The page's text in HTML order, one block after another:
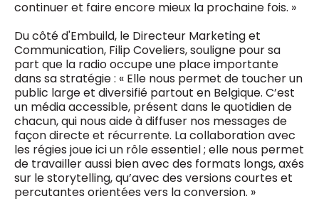
continuer et faire encore mieux la prochaine fois. »
Du côté d'Embuild, le Directeur Marketing et
Communication, Filip Coveliers, souligne pour sa
part que la radio occupe une place importante
dans sa stratégie : « Elle nous permet de toucher un
public large et diversifié partout en Belgique. C’est
un média accessible, présent dans le quotidien de
chacun, qui nous aide à diffuser nos messages de
façon directe et récurrente. La collaboration avec
les régies joue ici un rôle essentiel ; elle nous permet
de travailler aussi bien avec des formats longs, axés
sur le storytelling, qu’avec des versions courtes et
percutantes orientées vers la conversion. »